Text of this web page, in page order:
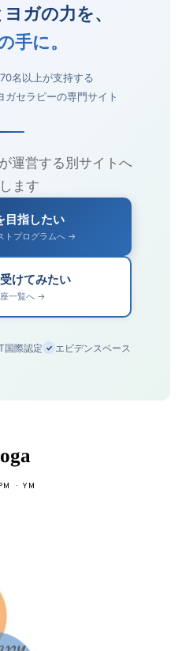
ガの力を、
手に。
名以上が支持する
ガセラピーの専門サイト
運営する別サイトへ
ます
目指したい
トプログラムへ →
けてみたい
一覧へ →
国際認定 ✓ エビデンスベース
YM